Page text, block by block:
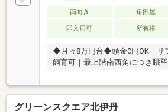
南向き 角部屋
即入居可 所有権
◆月々8万円台◆頭金0円OK｜リ
飼育可｜最上階南西角につき眺
ン｜食洗器・浴乾完備｜JR「伊
グリーンスクエア北伊丹